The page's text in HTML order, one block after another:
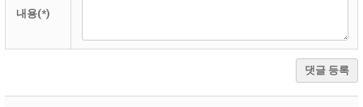
내용(*)
댓글 등록